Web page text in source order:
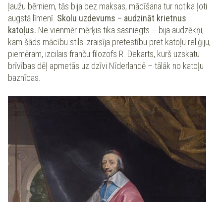
ļaužu bērniem, tās bija bez maksas, mācīšana tur notika ļoti
augstā līmenī. Skolu uzdevums – audzināt krietnus
katoļus. Ne vienmēr mērķis tika sasniegts – bija audzēkņi,
kam šāds mācību stils izraisīja pretestību pret katoļu reliģiju,
piemēram, izcilais franču filozofs R. Dekarts, kurš uzskatu
brīvības dēļ apmetās uz dzīvi Nīderlandē – tālāk no katoļu
baznīcas.